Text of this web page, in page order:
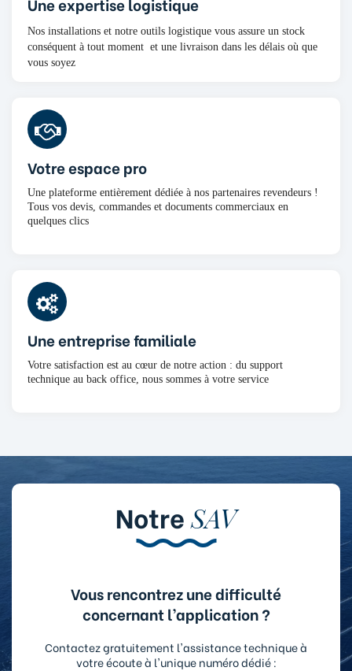
Nos installations et notre outils logistique vous assure un stock
conséquent à tout moment et une livraison dans les délais où que
vous soyez
Votre espace pro
Une plateforme entièrement dédiée à nos partenaires revendeurs !
Tous vos devis, commandes et documents commerciaux en
quelques clics
Une entreprise familiale
Votre satisfaction est au cœur de notre action : du support
technique au back office, nous sommes à votre service
Notre SAV
Vous rencontrez une difficulté
concernant l’application ?
Contactez gratuitement l'assistance technique à
votre écoute à l'unique numéro dédié :